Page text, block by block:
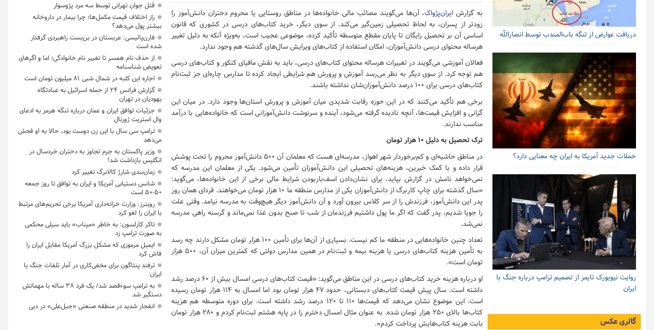
به گزارش ایران‌پژواک، آن‌ها می‌گویند مصائب مالی خانواده‌ها در مناطق روستایی یا محروم دختران دانش‌آموز را
زودتر از پسران، به لحاظ تحصیلی زمین‌گیر می‌کند. از سوی دیگر، خرید کتاب‌های درسی در کشوری که قانون
اساسی آن بر تحصیل رایگان تا پایان مقطع متوسطه تأکید کرده، موضوعی عجیب است، به‌ویژه آنکه به دلیل تغییر
هرساله محتوای درسی دانش‌آموزان، امکان استفاده از کتاب‌های ویرایش سال‌های گذشته هم وجود ندارد.
فعالان آموزشی می‌گویند در تغییرات هرساله محتوای کتاب‌های درسی، باید به نقش مافیای کنکور و کتاب‌های درسی
هم توجه کرد. از سوی دیگر به نظر می‌رسد آموزش و پرورش هم شرایطی ایجاد کرده تا مدارس چاره‌ای جز ثبت‌نام
کتاب‌های درسی برای ۱۰۰ درصد دانش‌آموزان‌شان نداشته باشند.
برخی هم تأکید می‌کنند که در این حوزه رقابت شدیدی میان آموزش و پرورش استان‌ها وجود دارد. در میان این
گرانی و افزایش قیمت‌ها، آنچه نادیده گرفته می‌شود، آینده و سرنوشت دانش‌آموزانی است که خانواده‌هایی با درآمد
مناسب ندارند.
ترک تحصیل به دلیل ۱۰ هزار تومان
در مناطق حاشیه‌ای و کم‌برخوردار شهر اهواز، مدرسه‌ای هست که معلمان آن ۵۰۰ دانش‌آموز محروم را تحت پوشش
قرار داده و با کمک خیرین، هزینه‌های تحصیلی این دانش‌آموزان تأمین می‌شود. یکی از معلمان این مدرسه که
نمی‌خواهد نامش در گزارش بیاید، برای نشان‌دادن اسف‌باربودن شرایط مالی برخی از این خانواده‌ها، می‌گوید:
«سال گذشته برای چاپ کاربرگ از دانش‌آموزان یکی از مدارس منطقه ما ۱۰ هزار تومان می‌خواهند. فردای همان روز
پدر این دانش‌آموز، فرزندش را از سر کلاس بیرون آورد و آن دانش‌آموز دیگر هیچ‌وقت به مدرسه نیامد. وقتی علت
را جویا شدیم، پدر گفت که اگر ما پول داشتیم فرزندمان از شب تا صبح بدون غذا نمی‌ماند و گرسنه راهی مدرسه
نمی‌شد.
تعداد چنین خانواده‌هایی در منطقه ما کم نیست. بسیاری از آن‌ها برای تأمین ۱۰۰ هزار تومان مشکل دارند چه رسد
به تأمین هزینه کتاب‌های درسی یا هزینه بیمه و ثبت‌نام در همین مدارس دولتی که کمترین میزان آن، ۵۰۰ هزار
تومان است».
او درباره هزینه خرید کتاب‌های درسی در این مناطق می‌گوید: «قیمت کتاب‌های درسی امسال بیش از ۶۰ درصد رشد
داشته است. سال پیش قیمت کتاب‌های دبستانی، حدود ۴۷ هزار تومان بود اما امسال به ۱۱۴ هزار تومان رسیده
است. این موضوع نشان می‌دهد که قیمت‌ها ۱۱۰ تا ۱۲۰ درصد رشد داشته است. برای دوره متوسطه هم هزینه
کتاب‌ها بالای ۲۵۰ هزار تومان شده. به عنوان مثال امسال دخترم را در پایه هشتم ثبت‌نام کردم و ۲۸۰ هزار تومان
بابت هزینه کتاب‌هایش پرداخت کردم».
دریافت عوارض از تنگه باب‌المندب توسط انصاراللّه
حملات جدید آمریکا به ایران چه معنایی دارد؟
روایت نیویورک تایمز از تصمیم ترامپ درباره جنگ با
ایران
گالری عکس
قتل جوان تهرانی توسط سه مرد پژوسوار
راز اختلاف قیمت مکمل‌ها؛ چرا بیمار در داروخانه
بیشتر پول می‌دهد؟
فارن‌پالیسی: عربستان در بن‌بست راهبردی گرفتار
شده است
از حذف نام همسر تا تغییر نام خانوادگی؛ اما و اگرهای
تعویض شناسنامه
اجاره این کلبه در شمال شبی ۸۱ میلیون تومان است
گزارش فرانس ۲۴ از حمله اسرائیل به عبادتگاه
یهودیان در تهران
جزئیات توافق ایران و عمان درباره تنگه هرمز به ادعای
وال استریت ژورنال
ترامپ سی سال با این زن دوست بود، حالا به او فحش
می‌دهد
وزیر پاکستان به جرم تجاوز به دختران خردسال در
انگلیس بازداشت شد!
زمان‌بندی شارژ کالابرگ تغییر کرد
شانس دستیابی آمریکا و ایران به توافق تا روز جمعه
۵۰-۵۰ است
رویترز: وزارت خزانه‌داری آمریکا برخی تحریم‌های مرتبط
با ایران را لغو کرد
تاکر کارلسون: به خاطر «میناب» باید سیلی محکمی
به صورت ترامپ زد
ایمیل مرموزی که مشکل بزرگ آمریکا مقابل ایران را
فاش کرد
ترفند پنتاگون برای مخفی‌کاری در آمار تلفات جنگ با
ایران
به ترامپ سوءقصد شد/ یک فرد ۳۸ ساله با مهماتش
دستگیر شد
انفجار شدید در منطقه صنعتی «جبل‌علی» در دبی